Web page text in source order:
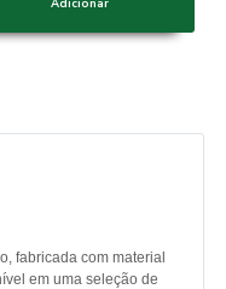
fabricada com material
em uma seleção de